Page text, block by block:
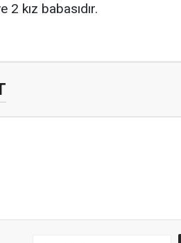
2 kız babasıdır.